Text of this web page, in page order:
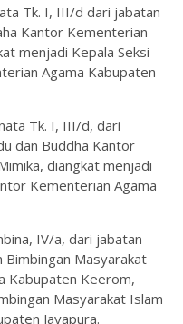
Tk. I, III/d dari jabatan
Kantor Kementerian
menjadi Kepala Seksi
Agama Kabupaten
Tk. I, III/d, dari
dan Buddha Kantor
diangkat menjadi
Kementerian Agama
IV/a, dari jabatan
Bimbingan Masyarakat
Kabupaten Keerom,
Masyarakat Islam
Jayapura.